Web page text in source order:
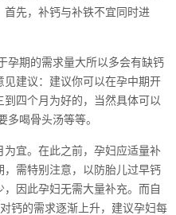
先，补钙与补铁不宜同时进
孕期的需求量大所以多会有缺钙
建议：建议你可以在孕中期开
四个月为好的，当然具体可以
喝骨头汤等等。
宜。在此之前，孕妇应适量补
需特别注意，以防胎儿过早钙
因此孕妇无需大量补充。而自
钙的需求逐渐上升，建议孕妇每